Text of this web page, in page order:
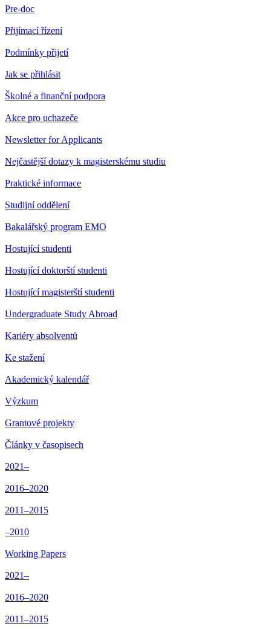
Pre-doc
Přijímací řízení
Podmínky přijetí
Jak se přihlásit
Školné a finanční podpora
Akce pro uchazeče
Newsletter for Applicants
Nejčastější dotazy k magisterskému studiu
Praktické informace
Studijní oddělení
Bakalářský program EMO
Hostující studenti
Hostující doktorští studenti
Hostující magisterští studenti
Undergraduate Study Abroad
Kariéry absolventů
Ke stažení
Akademický kalendář
Výzkum
Grantové projekty
Články v časopisech
2021–
2016–2020
2011–2015
–2010
Working Papers
2021–
2016–2020
2011–2015